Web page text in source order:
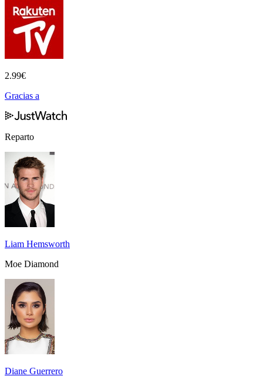
2.99€
Gracias a
Reparto
Liam Hemsworth
Moe Diamond
Diane Guerrero